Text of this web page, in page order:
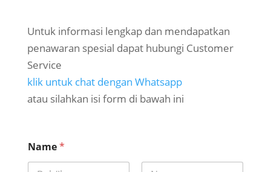
Untuk informasi lengkap dan mendapatkan
penawaran spesial dapat hubungi Customer
Service
klik untuk chat dengan Whatsapp
atau silahkan isi form di bawah ini
o
t
Name*